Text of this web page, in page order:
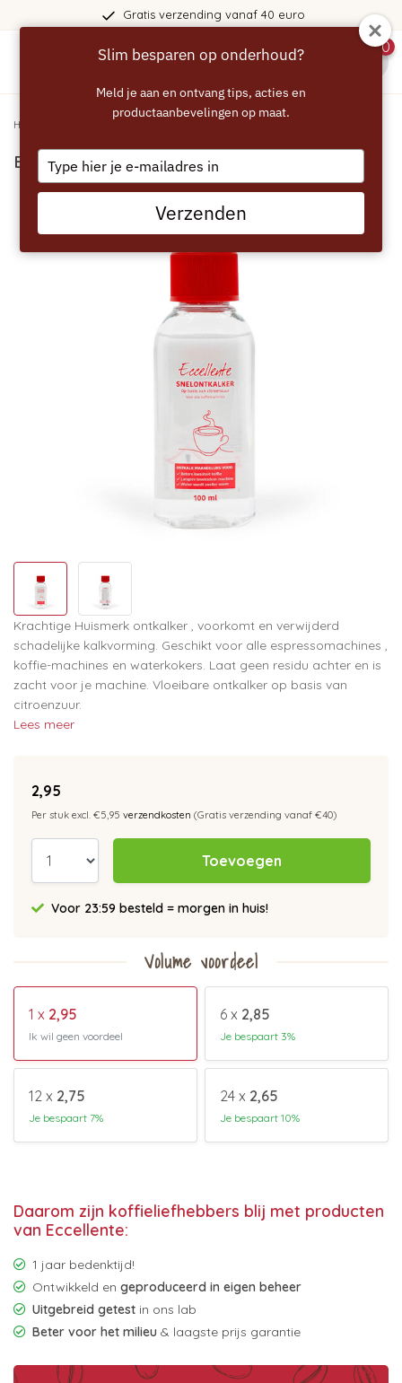
Gratis verzending vanaf 40 euro
0
Home
ECCELLENTE Snelontkalker voor Tassimo
Krachtige Huismerk ontkalker , voorkomt en verwijderd
schadelijke kalkvorming. Geschikt voor alle espressomachines ,
koffie-machines en waterkokers. Laat geen residu achter en is
zacht voor je machine. Vloeibare ontkalker op basis van
citroenzuur.
Lees meer
2,95
Per stuk excl. €5,95 verzendkosten (Gratis verzending vanaf €40)
Toevoegen
Voor 23:59 besteld = morgen in huis!
Volume voordeel
1 x 2,95
Ik wil geen voordeel
6 x 2,85
Je bespaart 3%
12 x 2,75
Je bespaart 7%
24 x 2,65
Je bespaart 10%
Daarom zijn koffieliefhebbers blij met producten
van Eccellente:
1 jaar bedenktijd!
Ontwikkeld en geproduceerd in eigen beheer
Uitgebreid getest in ons lab
Beter voor het milieu & laagste prijs garantie
Slim besparen op onderhoud?
Meld je aan en ontvang tips, acties en
productaanbevelingen op maat.
Type
your
email
Verzenden